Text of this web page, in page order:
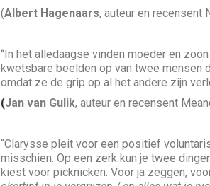
(Albert Hagenaars, auteur en recensent
“In het alledaagse vinden moeder en
kwetsbare beelden op van twee mensen
omdat ze de grip op al het andere zijn
(Jan van Gulik, auteur en recensent
“Clarysse pleit voor een positief
misschien. Op een zerk kun je twee
kiest voor picknicken. Voor ja zeggen,